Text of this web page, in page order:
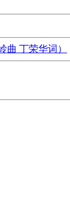
曲 丁荣华词）